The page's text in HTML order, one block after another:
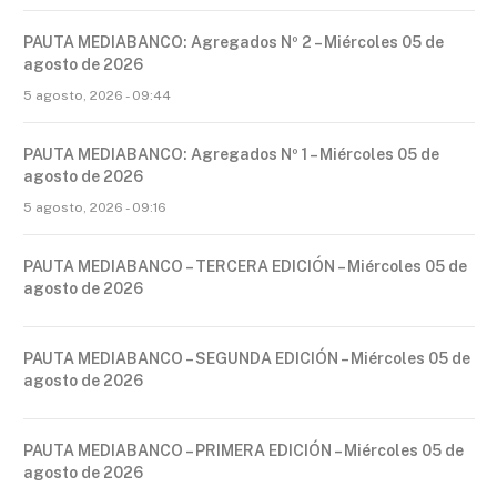
PAUTA MEDIABANCO: Agregados Nº 2 – Miércoles 05 de
agosto de 2026
5 agosto, 2026 - 09:44
PAUTA MEDIABANCO: Agregados Nº 1 – Miércoles 05 de
agosto de 2026
5 agosto, 2026 - 09:16
PAUTA MEDIABANCO – TERCERA EDICIÓN – Miércoles 05 de
agosto de 2026
PAUTA MEDIABANCO – SEGUNDA EDICIÓN – Miércoles 05 de
agosto de 2026
PAUTA MEDIABANCO – PRIMERA EDICIÓN – Miércoles 05 de
agosto de 2026